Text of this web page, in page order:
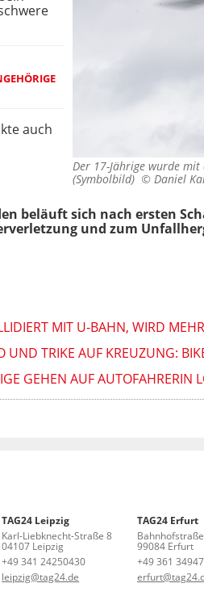
Der 17-Jährige wurde
(Symbolbild) © Daniel
auch
beläuft sich nach ersten
und zum
MIT U-BAHN, WIRD
UND TRIKE AUF KREUZUNG:
GEHEN AUF AUTOFAHRERIN
TAG24 Leipzig
Karl-Liebknecht-Straße 8
04107 Leipzig
+49 341 24250430
leipzig@tag24.de
TAG24 Erfurt
99084 Erfurt
+49 361